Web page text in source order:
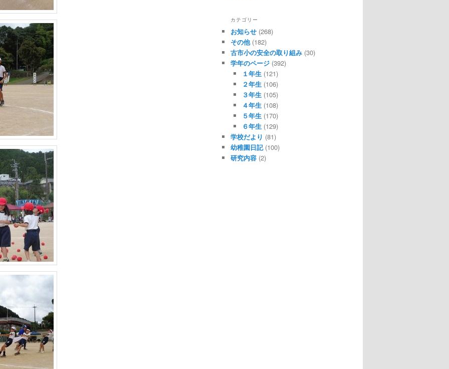
カテゴリー
お知らせ (268)
その他(182)
古市小の安全の取り組み (30)
学年のページ (392)
１年生(121)
２年生(106)
３年生(105)
４年生(108)
５年生(170)
６年生(129)
学校だより (81)
幼稚園日記(100)
研究内容 (2)